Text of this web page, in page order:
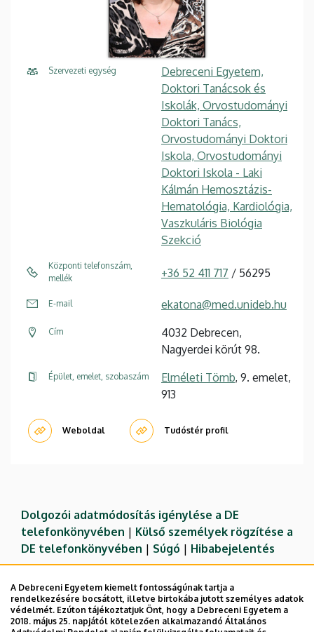
Szervezeti egység
Debreceni Egyetem,
Doktori Tanácsok és
Iskolák, Orvostudományi
Doktori Tanács,
Orvostudományi Doktori
Iskola, Orvostudományi
Doktori Iskola - Laki
Kálmán Hemosztázis-
Hematológia, Kardiológia,
Vaszkuláris Biológia
Szekció
Központi telefonszám,
mellék
+36 52 411 717 / 56295
E-mail ekatona@med.unideb.hu
Cím
4032 Debrecen,
Nagyerdei körút 98.
Épület, emelet, szobaszám Elméleti Tömb, 9. emelet,
913
Weboldal Tudóstér profil
Dolgozói adatmódosítás igénylése a DE
telefonkönyvében | Külső személyek rögzítése a
DE telefonkönyvében | Súgó | Hibabejelentés
A Debreceni Egyetem kiemelt fontosságúnak tartja a
rendelkezésére bocsátott, illetve birtokába jutott személyes adatok
védelmét. Ezúton tájékoztatjuk Önt, hogy a Debreceni Egyetem a
2018. május 25. napjától kötelezően alkalmazandó Általános